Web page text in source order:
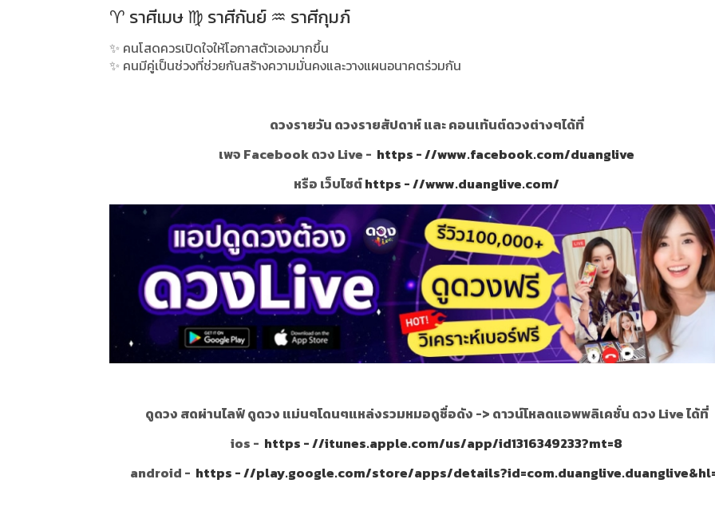
♈ ราศีเมษ ♍ ราศีกันย์ ♒ ราศีกุมภ์
✨ คนโสดควรเปิดใจให้โอกาสตัวเองมากขึ้น
✨ คนมีคู่เป็นช่วงที่ช่วยกันสร้างความมั่นคงและวางแผนอนาคตร่วมกัน
ดวงรายวัน ดวงรายสัปดาห์ และ คอนเท้นต์ดวงต่างๆได้ที่
เพจ Facebook ดวง Live - https - //www.facebook.com/duanglive
หรือ เว็บไซต์https - //www.duanglive.com/
ดูดวง สดผ่านไลฟ์ ดูดวง แม่นๆโดนๆแหล่งรวมหมอดูชื่อดัง -> ดาวน์โหลดแอพพลิเคชั่น ดวง Live ได้ที่
ios - https - //itunes.apple.com/us/app/id1316349233?mt=8
android - https - //play.google.com/store/apps/